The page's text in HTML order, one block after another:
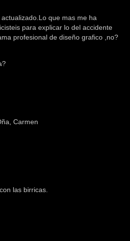
que mas me ha
para explicar lo del accidente
profesional de diseño grafico ,no?
Carmen
las birricas.